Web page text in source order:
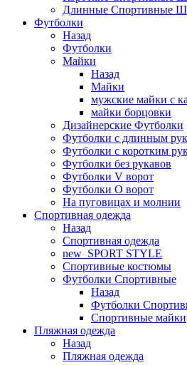
Длинные Спортивные
Футболки
Назад
Футболки
Майки
Назад
Майки
мужские майки с
майки борцовки
Дизайнерские Футболки
Футболки с длинным
Футболки с коротким
Футболки без рукавов
Футболки V ворот
Футболки O ворот
На пуговицах и молнии
Спортивная одежда
Назад
Спортивная одежда
new_SPORT STYLE
Спортивные костюмы
Футболки Спортивные
Назад
Футболки
Спортивные майки
Пляжная одежда
Назад
Пляжная одежда